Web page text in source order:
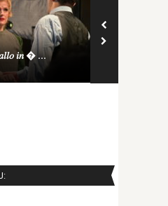
Alice Năstase Buciuta
Zece ani de prietenie cu Eboli:
Triumful Ruxandrei Donos ...